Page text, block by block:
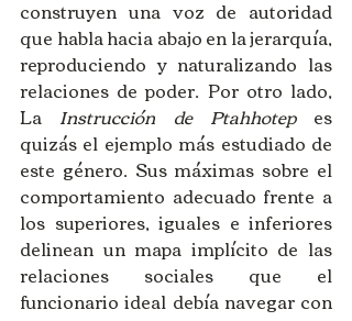
construyen una voz de autoridad
que habla hacia abajo en la jerarquía,
reproduciendo y naturalizando las
relaciones de poder. Por otro lado,
La Instrucción de Ptahhotep es
quizás el ejemplo más estudiado de
este género. Sus máximas sobre el
comportamiento adecuado frente a
los superiores, iguales e inferiores
delinean un mapa implícito de las
relaciones sociales que el
funcionario ideal debía navegar con